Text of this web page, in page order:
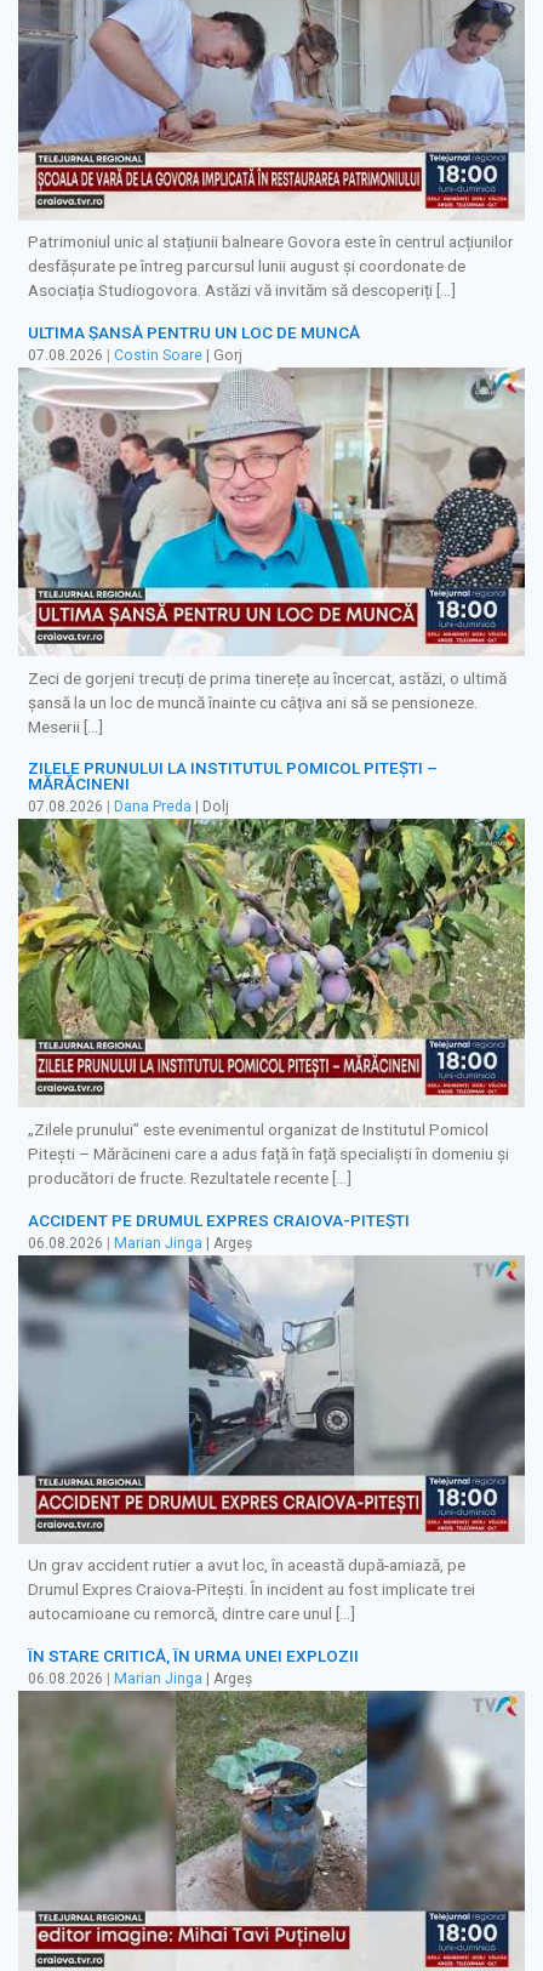
Patrimoniul unic al stațiunii balneare Govora este în centrul acțiunilor
desfășurate pe întreg parcursul lunii august și coordonate de
Asociația Studiogovora. Astăzi vă invităm să descoperiți […]
ULTIMA ȘANSĂ PENTRU UN LOC DE MUNCĂ
07.08.2026 | Costin Soare | Gorj
Zeci de gorjeni trecuți de prima tinerețe au încercat, astăzi, o ultimă
șansă la un loc de muncă înainte cu câțiva ani să se pensioneze.
Meserii […]
ZILELE PRUNULUI LA INSTITUTUL POMICOL PITEȘTI –
MĂRĂCINENI
07.08.2026 Dana Preda | Dolj
„Zilele prunului” este evenimentul organizat de Institutul Pomicol
Pitești – Mărăcineni care a adus față în față specialiști în domeniu și
producători de fructe. Rezultatele recente […]
ACCIDENT PE DRUMUL EXPRES CRAIOVA-PITEȘTI
06.08.2026 | Marian Jinga | Argeș
Un grav accident rutier a avut loc, în această după-amiază, pe
Drumul Expres Craiova-Pitești. În incident au fost implicate trei
autocamioane cu remorcă, dintre care unul […]
ÎN STARE CRITICĂ, ÎN URMA UNEI EXPLOZII
06.08.2026 | Marian Jinga | Argeș